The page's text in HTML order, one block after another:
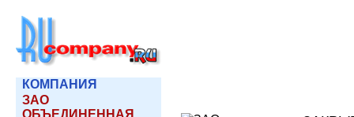
КОМПАНИЯ
ЗАО
ОБЪЕДИНЕННАЯ